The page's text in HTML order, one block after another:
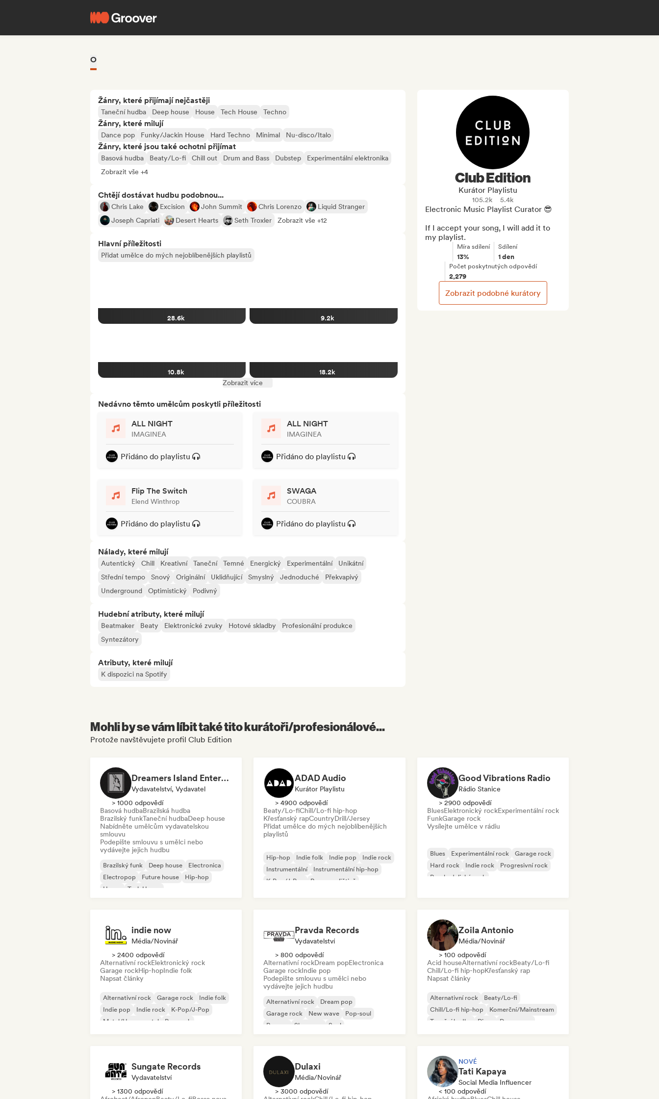
O
Žánry, které přijímají nejčastěji
Taneční hudba Deep house House Tech House Techno
Žánry, které milují
Dance pop Funky/Jackin House Hard Techno Minimal Nu-disco/Italo
Žánry, které jsou také ochotni přijímat
Basová hudba Beaty/Lo-fi Chill out Drum and Bass Dubstep
Experimentální elektronika
Zobrazit vše +4
Chtějí dostávat hudbu podobnou...
Chris Lake Excision John Summit Chris Lorenzo
Liquid Stranger
Joseph Capriati
Desert Hearts Seth Troxler Zobrazit vše +12
Hlavní příležitosti
Přidat umělce do mých nejoblíbenějších playlistů
28.6k 9.2k
10.8k
18.2k
Zobrazit více
Nedávno těmto umělcům poskytli příležitosti
ALL NIGHT
IMAGINEA
Přidáno do playlistu
ALL NIGHT
IMAGINEA
Přidáno do playlistu
Flip The Switch
Elend Winthrop
Přidáno do playlistu
SWAGA
COUBRA
Přidáno do playlistu
Nálady, které milují
Autentický Chill Kreativní Taneční Temné Energický Experimentální
Unikátní
Střední tempo
Snový Originální Uklidňující Smyslný Jednoduché
Překvapivý
Underground
Optimistický Podivný
Hudební atributy, které milují
Beatmaker Beaty Elektronické zvuky Hotové skladby
Profesionální produkce
Syntezátory
Atributy, které milují
K dispozici na Spotify
Club Edition
Kurátor Playlistu
105.2k 5.4k
Electronic Music Playlist Curator 😎
If I accept your song, I will add it to
my playlist.
Míra sdílení
13%
Sdílení
1 den
Počet poskytnutých odpovědí
2,279
Zobrazit podobné kurátory
Mohli by se vám líbit také tito kurátoři/profesionálové...
Protože navštěvujete profil Club Edition
Dreamers Island Entertainment
Vydavatelství, Vydavatel
> 1000 odpovědí
Basová hudbaBrazilská hudba
Brazilský funkTaneční hudbaDeep house
Nabídněte umělcům vydavatelskou
smlouvu
Podepište smlouvu s umělci nebo
vydávejte jejich hudbu
Brazilský funk Deep house
Electronica
Electropop
Future house
Hip-hop
House
Tech House
ADAD Audio
Kurátor Playlistu
> 4900 odpovědí
Beaty/Lo-fiChill/Lo-fi hip-hop
Křesťanský rapCountryDrill/Jersey
Přidat umělce do mých nejoblíbenějších
playlistů
Hip-hop Indie folk Indie pop
Indie rock
Instrumentální
Instrumentální hip-hop
K-Pop/J-Pop
Rap v angličtině
Good Vibrations Radio
Rádio Stanice
> 2900 odpovědí
BluesElektronický rockExperimentální rock
FunkGarage rock
Vysílejte umělce v rádiu
Blues Experimentální rock
Garage rock
Hard rock
Indie rock
Progresivní rock
Psychedelický rock
indie now
Média/novinář
> 2400 odpovědí
Alternativní rockElektronický rock
Garage rockHip-hopIndie folk
Napsat články
Alternativní rock Garage rock
Indie folk
Indie pop
Indie rock
K-Pop/J-Pop
Metal/Heavy metal
Pop rock
Pravda Records
Vydavatelství
> 800 odpovědí
Alternativní rockDream popElectronica
Garage rockIndie pop
Podepište smlouvu s umělci nebo
vydávejte jejich hudbu
Alternativní rock
Dream pop
Garage rock
New wave
Pop-soul
Reggae
Shoegaze Soul
Zoila Antonio
Média/novinář
> 100 odpovědí
Acid houseAlternativní rockBeaty/Lo-fi
Chill/Lo-fi hip-hopKřesťanský rap
Napsat články
Alternativní rock
Beaty/Lo-fi
Chill/Lo-fi hip-hop
Komerční/Mainstream
Taneční hudba
Disco
Dream pop
Sungate Records
Vydavatelství
> 1300 odpovědí
Dulaxi
Média/novinář
> 3000 odpovědí
NOVÉ
Tati Kapaya
Social Media Influencer
< 100 odpovědí